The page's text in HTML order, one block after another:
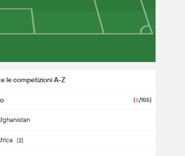
le competizioni A-Z
(6/155)
(2)